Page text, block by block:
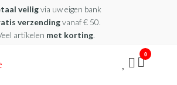
veiligvia uw eigen bank
verzendingvanaf € 50.
artikelen met korting.
0